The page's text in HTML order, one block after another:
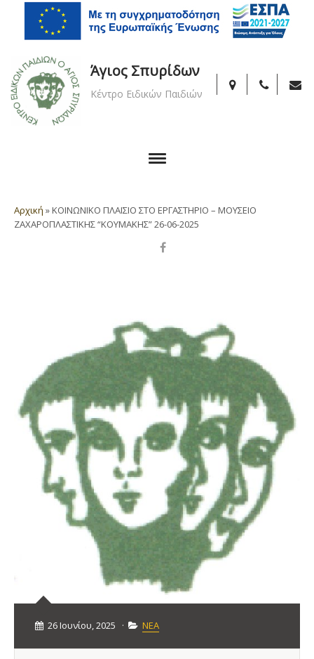
Άγιος Σπυρίδων
Κέντρο Ειδικών Παιδιών
Αρχική »ΚΟΙΝΩΝΙΚΟ ΠΛΑΙΣΙΟ ΣΤΟ ΕΡΓΑΣΤΗΡΙΟ – ΜΟΥΣΕΙΟ
ΖΑΧΑΡΟΠΛΑΣΤΙΚΗΣ “ΚΟΥΜΑΚΗΣ” 26-06-2025
26 Ιουνίου, 2025 · ΝΕΑ